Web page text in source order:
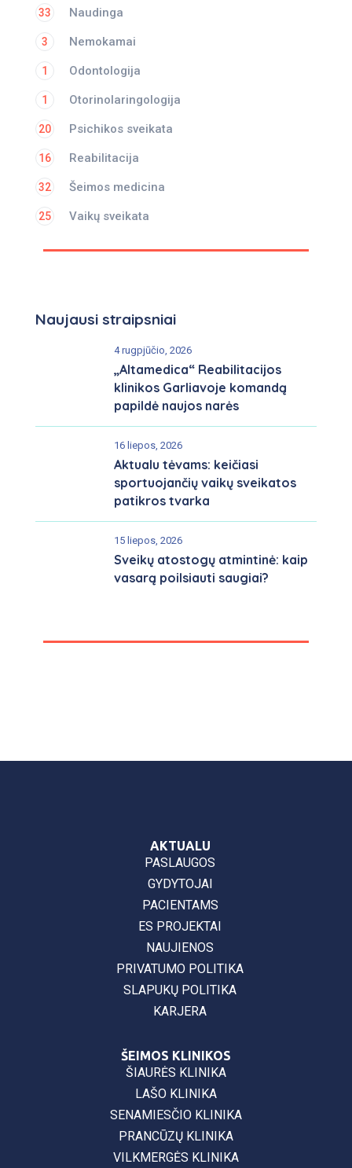
Naudinga
33
Nemokamai
3
Odontologija
1
Otorinolaringologija
1
Psichikos sveikata
20
Reabilitacija
16
Šeimos medicina
32
Vaikų sveikata
25
Naujausi straipsniai
4 rugpjūčio, 2026
„Altamedica“ Reabilitacijos
klinikos Garliavoje komandą
papildė naujos narės
16 liepos, 2026
Aktualu tėvams: keičiasi
sportuojančių vaikų sveikatos
patikros tvarka
15 liepos, 2026
Sveikų atostogų atmintinė: kaip
vasarą poilsiauti saugiai?
AKTUALU
PASLAUGOS
GYDYTOJAI
PACIENTAMS
ES PROJEKTAI
NAUJIENOS
PRIVATUMO POLITIKA
SLAPUKŲ POLITIKA
KARJERA
ŠEIMOS KLINIKOS
ŠIAURĖS KLINIKA
LAŠO KLINIKA
SENAMIESČIO KLINIKA
PRANCŪZŲ KLINIKA
VILKMERGĖS KLINIKA